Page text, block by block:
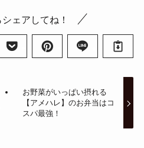
ェアしてね！
お野菜がいっぱい摂れる
【アメハレ】のお弁当はコ
スパ最強！